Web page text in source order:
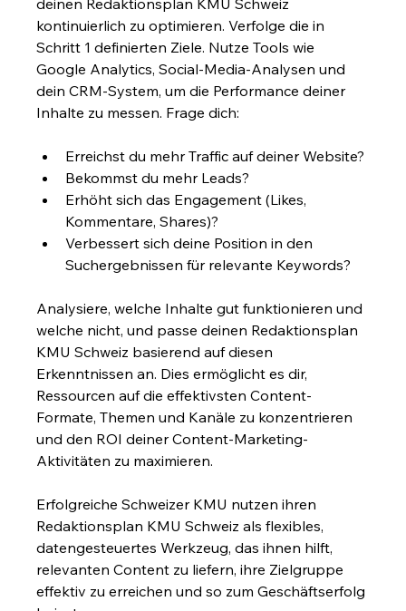
kontinuierlich zu optimieren. Verfolge die in
Schritt 1 definierten Ziele. Nutze Tools wie
Google Analytics, Social-Media-Analysen und
dein CRM-System, um die Performance deiner
Inhalte zu messen. Frage dich:
Erreichst du mehr Traffic auf deiner Website?
Bekommst du mehr Leads?
Erhöht sich das Engagement (Likes,
Kommentare, Shares)?
Verbessert sich deine Position in den
Suchergebnissen für relevante Keywords?
Analysiere, welche Inhalte gut funktionieren und
welche nicht, und passe deinen Redaktionsplan
KMU Schweiz basierend auf diesen
Erkenntnissen an. Dies ermöglicht es dir,
Ressourcen auf die effektivsten Content-
Formate, Themen und Kanäle zu konzentrieren
und den ROI deiner Content-Marketing-
Aktivitäten zu maximieren.
Erfolgreiche Schweizer KMU nutzen ihren
Redaktionsplan KMU Schweiz als flexibles,
datengesteuertes Werkzeug, das ihnen hilft,
relevanten Content zu liefern, ihre Zielgruppe
effektiv zu erreichen und so zum Geschäftserfolg